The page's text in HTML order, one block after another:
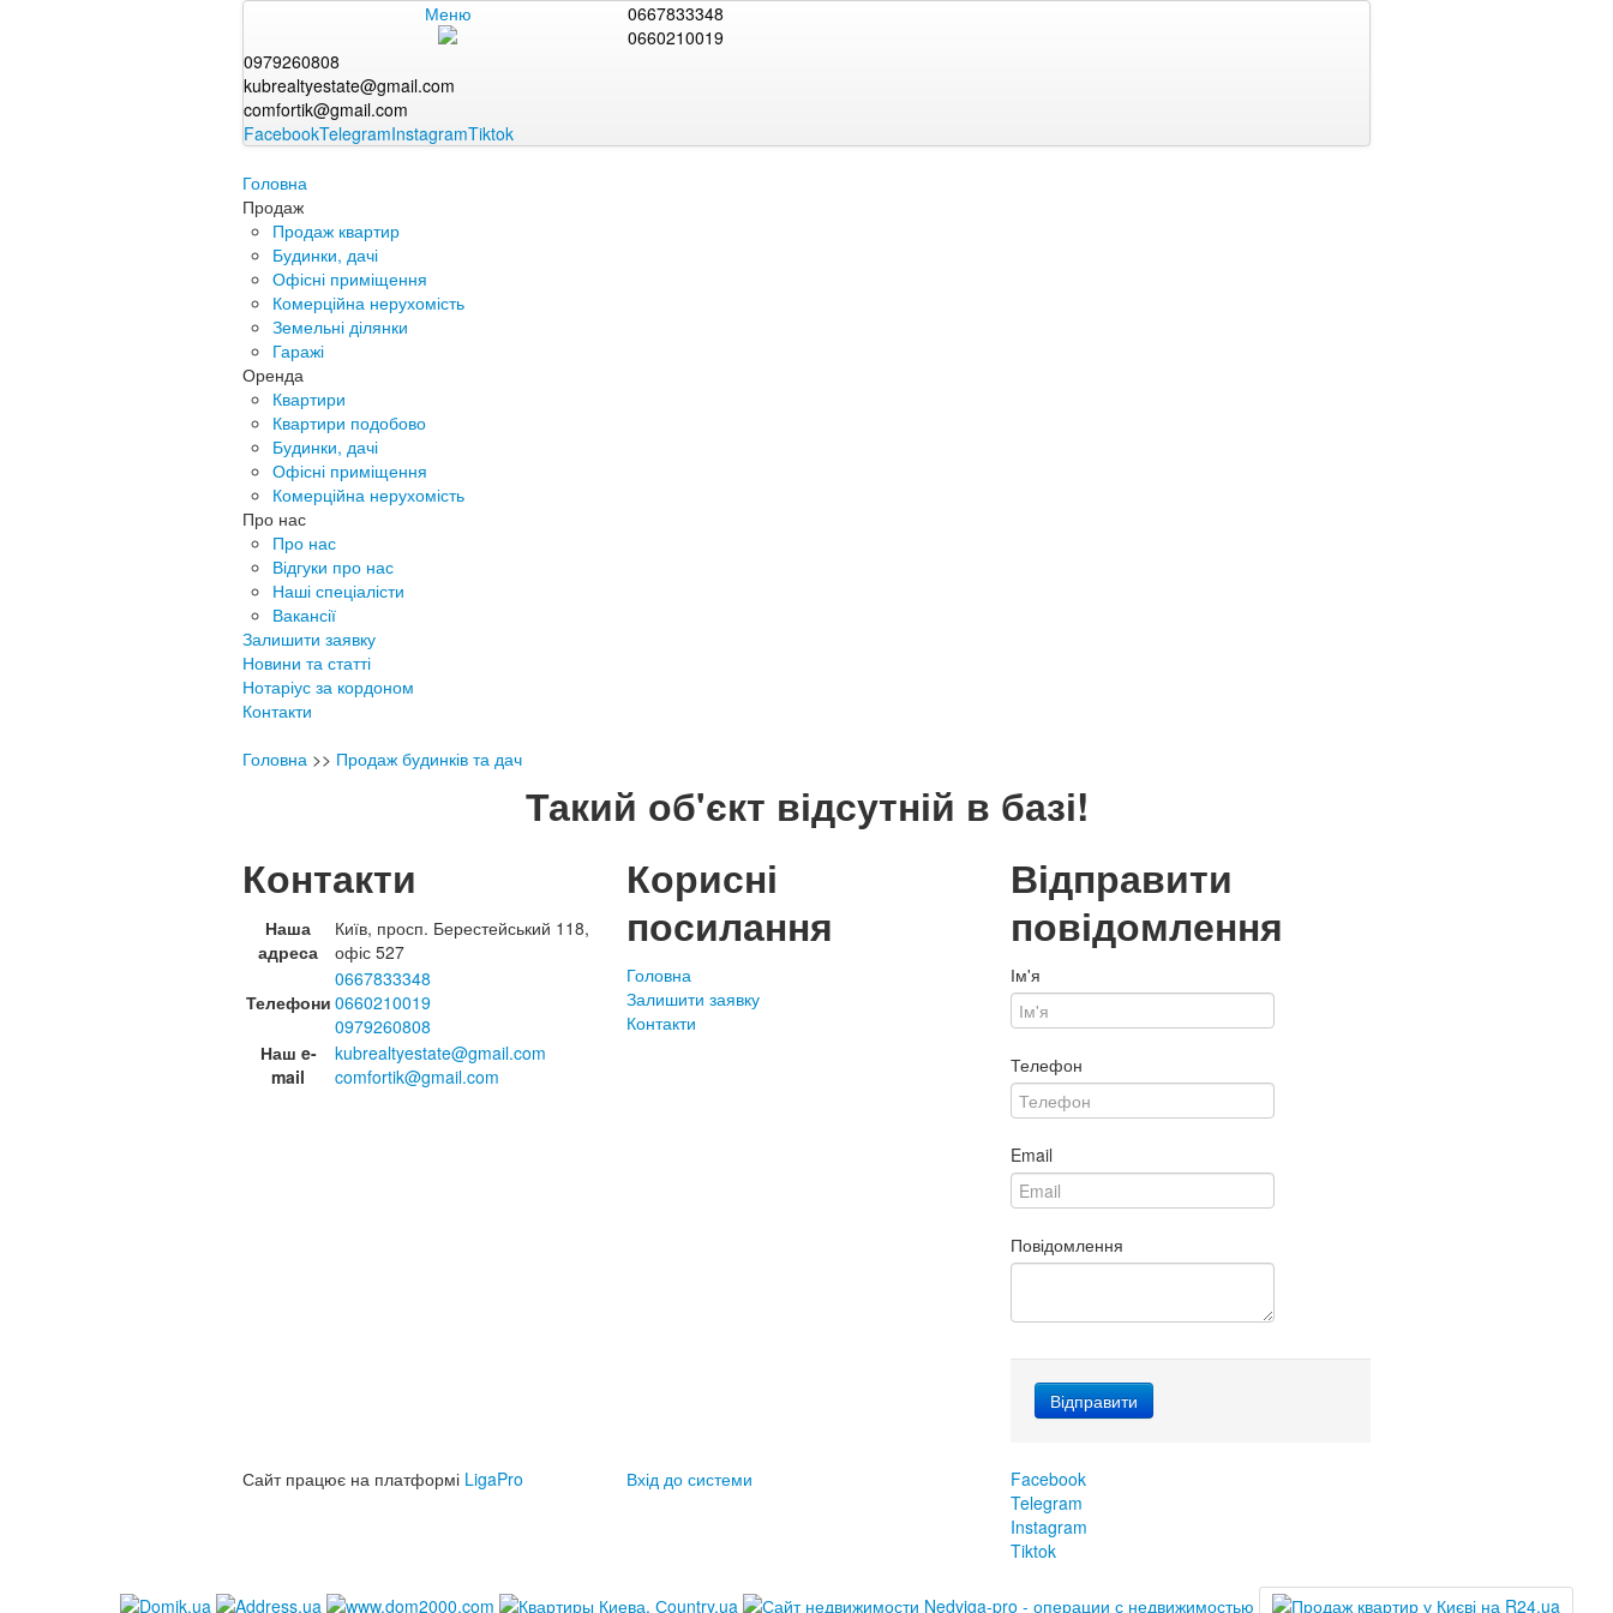
Меню
0667833348
0660210019
0979260808
kubrealtyestate@gmail.com
comfortik@gmail.com
FacebookTelegramInstagramTiktok
Головна
Продаж
Продаж квартир
Будинки, дачі
Офісні приміщення
Комерційна нерухомість
Земельні ділянки
Гаражі
Оренда
Квартири
Квартири подобово
Будинки, дачі
Офісні приміщення
Комерційна нерухомість
Про нас
Про нас
Відгуки про нас
Наші спеціалісти
Вакансії
Залишити заявку
Новини та статті
Нотаріус за кордоном
Контакти
Головна >> Продаж будинків та дач
Такий об'єкт відсутній в базі!
Контакти
Наша
адреса
Київ, просп. Берестейський 118,
офіс 527
Телефони
0667833348
0660210019
0979260808
Наш e-
mail
kubrealtyestate@gmail.com
comfortik@gmail.com
Корисні
посилання
Головна
Залишити заявку
Контакти
Відправити
повідомлення
Ім'я
Телефон
Email
Повідомлення
Сайт працює на платформі LigaPro Вхід до системи
Facebook
Telegram
Instagram
Tiktok